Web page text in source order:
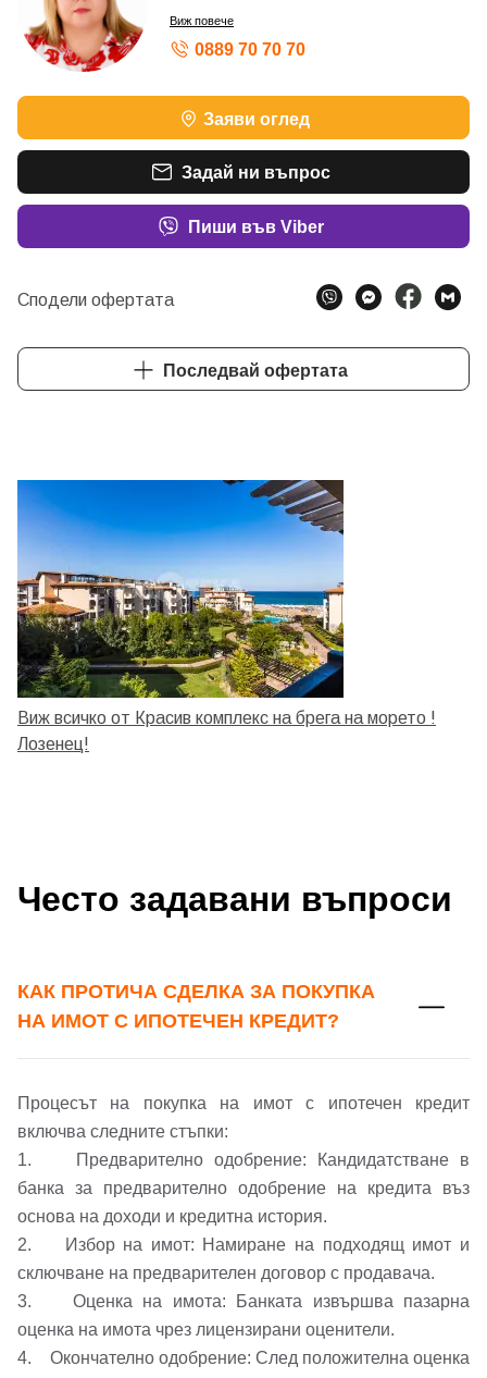
Добре дошъл!
Виж повече
0889 70 70 70
Заяви оглед
Задай ни въпрос
Пиши във Viber
Сподели офертата
Последвай офертата
Виж всичко от Красив комплекс на брега на морето !
Лозенец!
Често задавани въпроси
КАК ПРОТИЧА СДЕЛКА ЗА ПОКУПКА
НА ИМОТ С ИПОТЕЧЕН КРЕДИТ?
Процесът на покупка на имот с ипотечен кредит
включва следните стъпки:
1. Предварително одобрение: Кандидатстване в
банка за предварително одобрение на кредита въз
основа на доходи и кредитна история.
2. Избор на имот: Намиране на подходящ имот и
сключване на предварителен договор с продавача.
3. Оценка на имота: Банката извършва пазарна
оценка на имота чрез лицензирани оценители.
4. Окончателно одобрение: След положителна оценка